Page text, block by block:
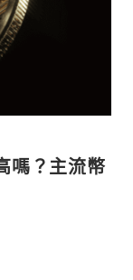
嗎？主流幣